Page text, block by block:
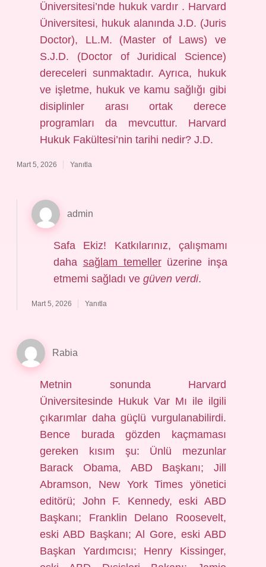
Üniversitesi’nde hukuk vardır . Harvard
Üniversitesi, hukuk alanında J.D. (Juris
Doctor), LL.M. (Master of Laws) ve
S.J.D. (Doctor of Juridical Science)
dereceleri sunmaktadır. Ayrıca, hukuk
ve işletme, hukuk ve kamu sağlığı gibi
disiplinler arası ortak derece
programları da mevcuttur. Harvard
Hukuk Fakültesi’nin tarihi nedir? J.D.
Mart 5, 2026 Yanıtla
admin
Safa Ekiz! Katkılarınız, çalışmamı
daha sağlam temellerüzerine inşa
etmemi sağladı ve güven verdi.
Mart 5, 2026 Yanıtla
Rabia
Metnin sonunda Harvard
Üniversitesinde Hukuk Var Mı ile ilgili
çıkarımlar daha güçlü vurgulanabilirdi.
Bence burada gözden kaçmaması
gereken kısım şu: Ünlü mezunlar
Barack Obama, ABD Başkanı; Jill
Abramson, New York Times yönetici
editörü; John F. Kennedy, eski ABD
Başkanı; Franklin Delano Roosevelt,
eski ABD Başkanı; Al Gore, eski ABD
Başkan Yardımcısı; Henry Kissinger,